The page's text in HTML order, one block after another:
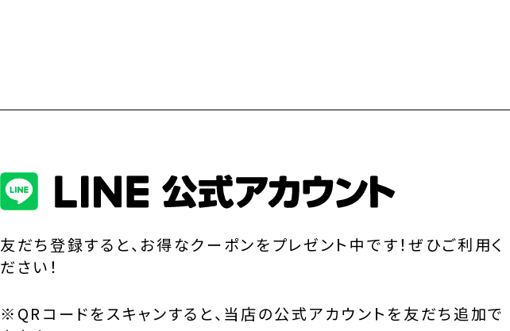
友だち登録すると、お得なクーポンをプレゼント中です！ぜひご利用く
ださい！
※QRコードをスキャンすると、当店の公式アカウントを友だち追加で